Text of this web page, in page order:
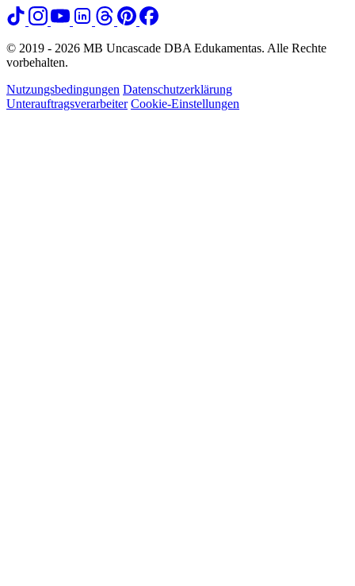
© 2019 - 2026 MB Uncascade DBA Edukamentas. Alle Rechte
vorbehalten.
Nutzungsbedingungen Datenschutzerklärung
Unterauftragsverarbeiter Cookie-Einstellungen